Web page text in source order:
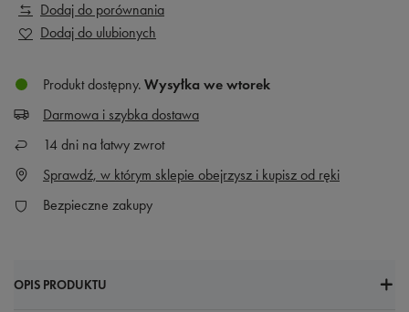
Dodaj do porównania
Dodaj do ulubionych
Produkt dostępny Wysyłka we wtorek
Darmowa i szybka dostawa
14 dni na łatwy zwrot
Sprawdź, w którym sklepie obejrzysz i kupisz od ręki
Bezpieczne zakupy
OPIS PRODUKTU